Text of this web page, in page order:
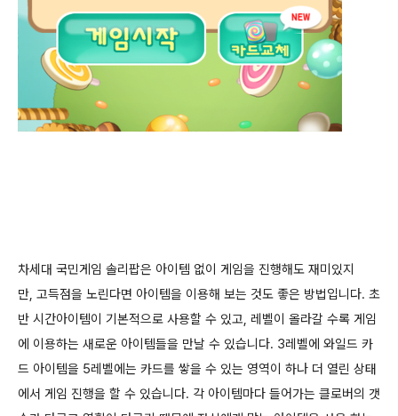
차세대 국민게임 솔리팝은 아이템 없이 게임을 진행해도 재미있지
만, 고득점을 노린다면 아이템을 이용해 보는 것도 좋은 방법입니다. 초
반 시간아이템이 기본적으로 사용할 수 있고, 레벨이 올라갈 수록 게임
에 이용하는 새로운 아이템들을 만날 수 있습니다. 3레벨에 와일드 카
드 아이템을 5레벨에는 카드를 쌓을 수 있는 영역이 하나 더 열린 상태
에서 게임 진행을 할 수 있습니다. 각 아이템마다 들어가는 클로버의 갯